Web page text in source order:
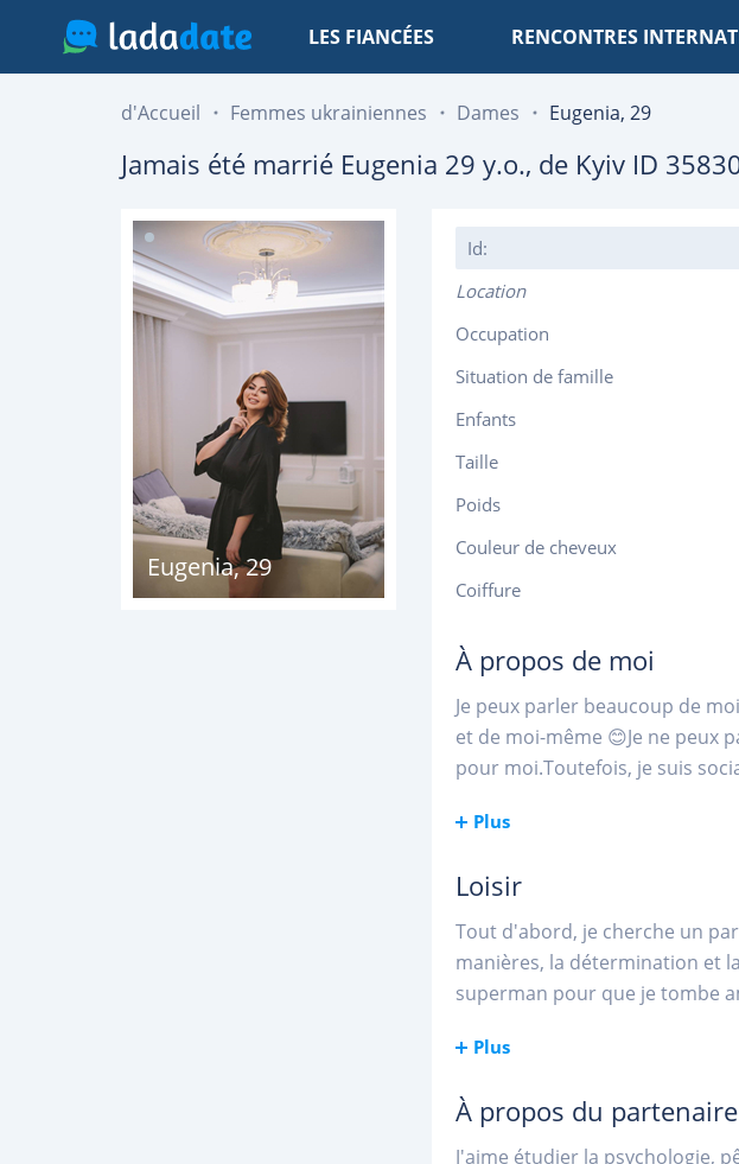
LES FIANCÉES RENCONTRES
d'Accueil Femmes ukrainiennes Dames Eugenia, 29
Jamais été marrié Eugenia 29 y.o., de Kyiv ID
Eugenia,29
Id:
Location
Occupation
Situation de famille
Enfants
Taille
Poids
Couleur de cheveux
Coiffure
À propos de moi
Je peux parler beaucoup de
et de moi-même 😊Je ne peux
pour moi.Toutefois, je suis
Plus
Loisir
Tout d'abord, je cherche un
manières, la détermination et
superman pour que je tombe
Plus
À propos du partenaire
J'aime étudier la psychologie,